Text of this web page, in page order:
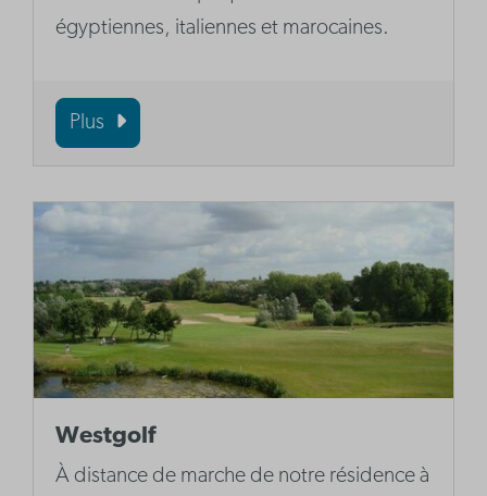
égyptiennes, italiennes et marocaines.
Plus
Westgolf
À distance de marche de notre résidence à